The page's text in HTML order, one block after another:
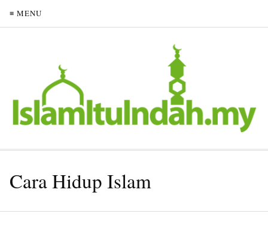
≡ MENU
Cara Hidup Islam